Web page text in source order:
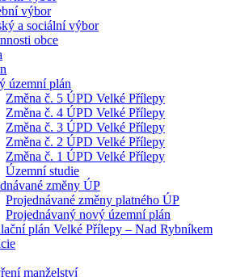
výbor
a sociální výbor
obce
územní plán
Změna č. 5 ÚPD Velké Přílepy
Změna č. 4 ÚPD Velké Přílepy
Změna č. 3 ÚPD Velké Přílepy
Změna č. 2 ÚPD Velké Přílepy
Změna č. 1 ÚPD Velké Přílepy
Územní studie
změny ÚP
Projednávané změny platného ÚP
Projednávaný nový územní plán
plán Velké Přílepy – Nad Rybníkem
manželství